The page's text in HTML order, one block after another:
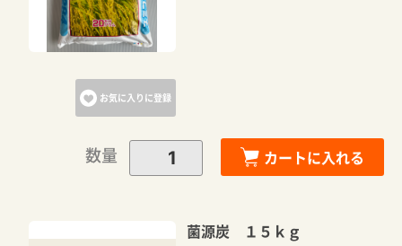
お気に入りに登録
数量 カートに入れる
菌源炭 １５ｋｇ